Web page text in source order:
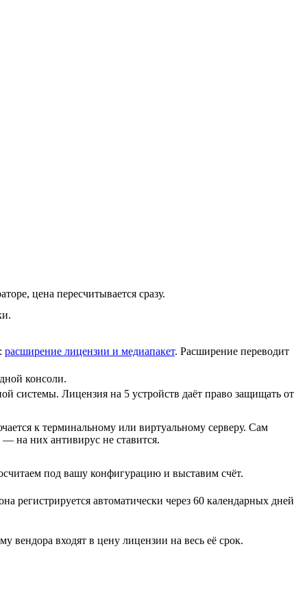
цена пересчитывается сразу.
расширение лицензии и медиапакет. Расширение переводит
консоли.
Лицензия на 5 устройств даёт право защищать от
к терминальному или виртуальному серверу. Сам
на них антивирус не ставится.
под вашу конфигурацию и выставим счёт.
регистрируется автоматически через 60 календарных дней
вендора входят в цену лицензии на весь её срок.